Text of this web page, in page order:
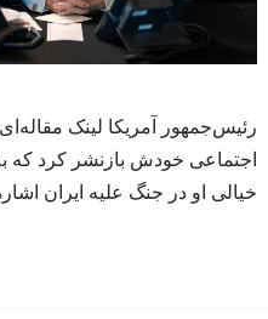
رئیس‌جمهور آمریکا لینک
اجتماعی خودش بازنشر کرد که
خیالی او در جنگ علیه ایران